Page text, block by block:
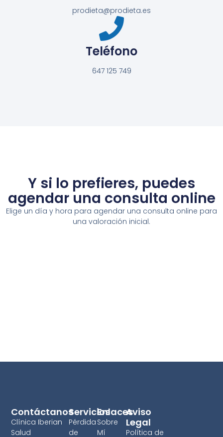
prodieta@prodieta.es
Teléfono
647 125 749
Y si lo prefieres, puedes
agendar una consulta online
Elige un día y hora para agendar una consulta online para
una valoración inicial.
Servicios
Pérdida
de
Enlaces
Sobre
Mí
Aviso
Legal
Política de
Contáctanos
Clínica Iberian
Salud